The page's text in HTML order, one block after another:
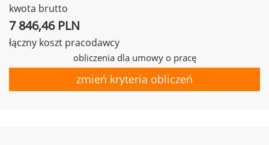
kwota brutto
7 846,46 PLN
łączny koszt pracodawcy
obliczenia dla umowy o pracę
zmień kryteria obliczeń